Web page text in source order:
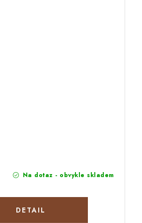
Na dotaz - obvykle skladem